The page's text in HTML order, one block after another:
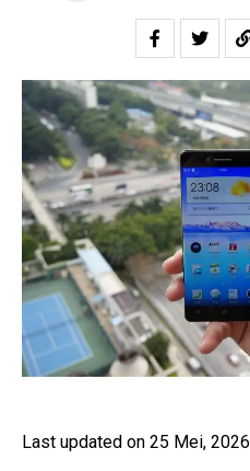
Last updated on 25 Mei, 2026